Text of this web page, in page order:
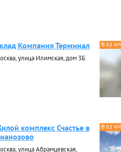
Компания Терминал
улица Илимская, дом 3Б
0.3 КМ
комплекс Счастье в
улица Абрамцевская,
0.5 КМ